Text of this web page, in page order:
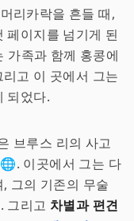
리카락을 흔들 때,
페이지를 넘기게 된
족과 함께 홍콩에
고 이 곳에서 그는
되었다.
브루스 리의 사고
이곳에서 그는 다
그의 기존의 무술
그리고 차별과 편견